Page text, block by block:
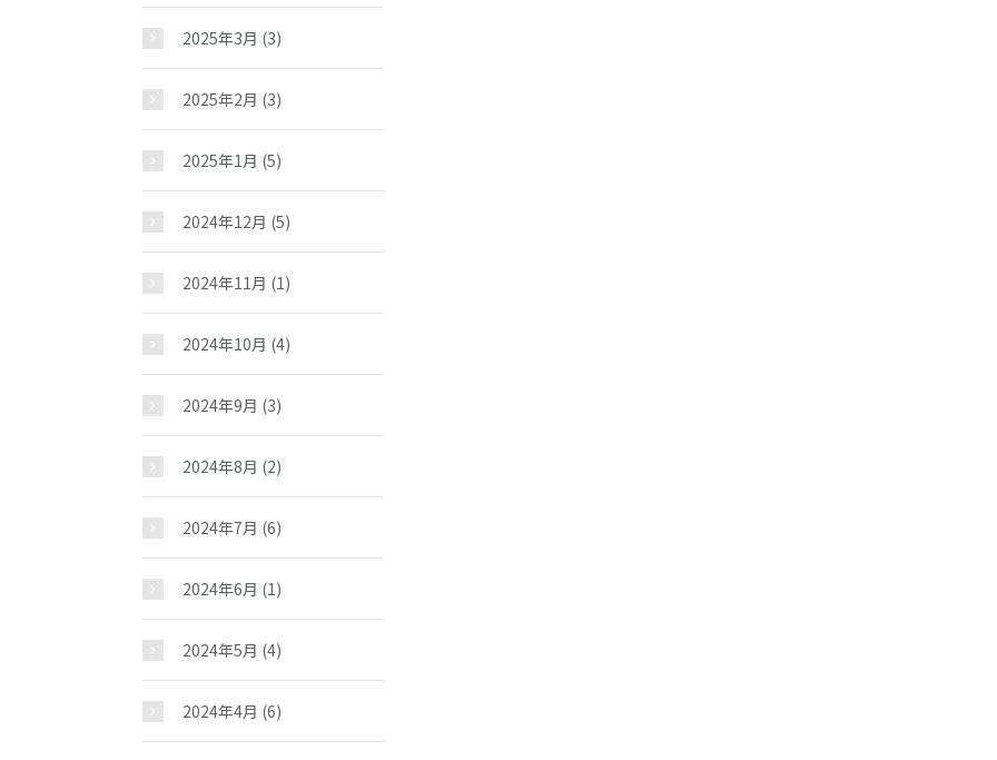
2025年3月 (3)
2025年2月 (3)
2025年1月 (5)
2024年12月 (5)
2024年11月 (1)
2024年10月 (4)
2024年9月 (3)
2024年8月 (2)
2024年7月 (6)
2024年6月 (1)
2024年5月 (4)
2024年4月 (6)